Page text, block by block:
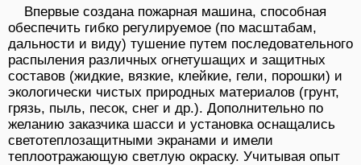
Впервые создана пожарная машина, способная
обеспечить гибко регулируемое (по масштабам,
дальности и виду) тушение путем последовательного
распыления различных огнетушащих и защитных
составов (жидкие, вязкие, клейкие, гели, порошки) и
экологически чистых природных материалов (грунт,
грязь, пыль, песок, снег и др.). Дополнительно по
желанию заказчика шасси и установка оснащались
светотеплозащитными экранами и имели
теплоотражающую светлую окраску. Учитывая опыт